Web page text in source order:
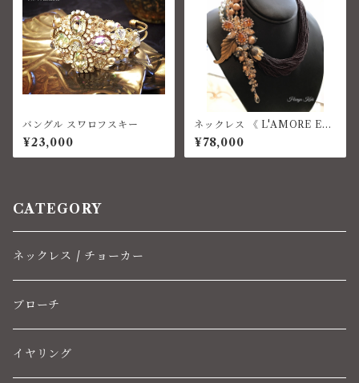
バングル スワロフスキー
¥23,000
ネックレス 《 L'AMORE ET
ERNO 》コスチュームジュエ
リー
¥78,000
CATEGORY
ネックレス / チョーカー
ブローチ
イヤリング